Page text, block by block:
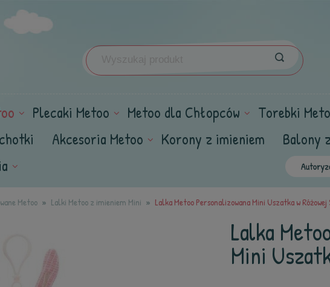
Plecaki Metoo Metoo dla Chłopców Torebki
Akcesoria Metoo Korony z imieniem Balony
Metoo Lalki Metoo z imieniem Mini Lalka Metoo Personalizowana Mini Uszatka w Różowej
Lalka
Mini